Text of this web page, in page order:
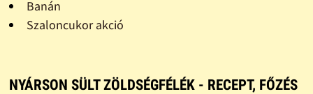
Banán
Szaloncukor akció
NYÁRSON SÜLT ZÖLDSÉGFÉLÉK - RECEPT, FŐZÉS